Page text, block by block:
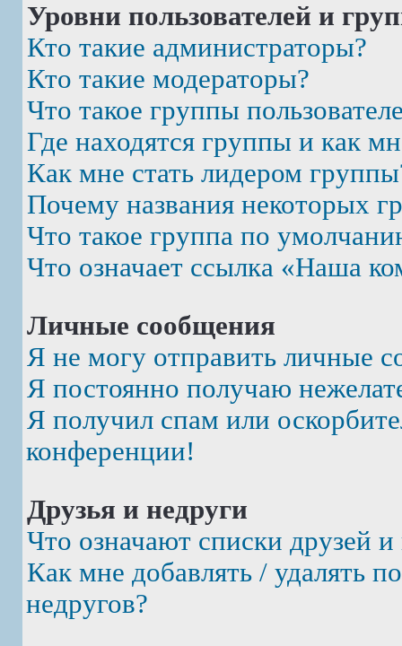
Уровни пользователей и
Кто такие администраторы?
Кто такие модераторы?
Что такое группы
Где находятся группы и как
Как мне стать лидером
Почему названия некоторых
Что такое группа по
Что означает ссылка «Наша
Личные сообщения
Я не могу отправить личные
Я постоянно получаю
Я получил спам или
конференции!
Друзья и недруги
Что означают списки друзей и
Как мне добавлять / удалять
недругов?